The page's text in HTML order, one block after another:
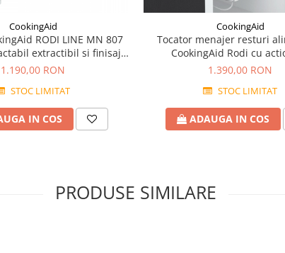
CookingAid
RODI LINE MN 807
extractibil si finisaj
Cromat
1.190,00 RON
STOC LIMITAT
IN COS
CookingAid
Tocator menajer resturi
CookingAid Rodi cu
pneumatica
1.390,00 RON
STOC LIMITAT
ADAUGA IN COS
PRODUSE SIMILARE